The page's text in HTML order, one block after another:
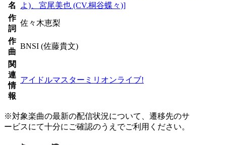
名
よ)、宮尾美也 (CV.桐谷蝶々)]
作
詞
佐々木恵梨
作
曲
BNSI (佐藤貴文)
関
連
情
報
アイドルマスターミリオンライブ!
※対象楽曲の最新の配信状況について、遷移先のサ
ービスにて十分にご確認のうえでご利用ください。